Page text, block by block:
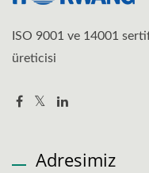
ISO 9001 ve 14001
üreticisi
Adresimiz